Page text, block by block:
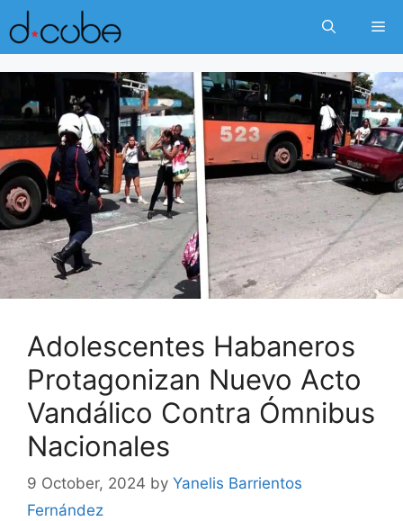
Skip
to
content
Adolescentes Habaneros
Protagonizan Nuevo Acto
Vandálico Contra Ómnibus
Nacionales
9 October, 2024 by Yanelis Barrientos
Fernández